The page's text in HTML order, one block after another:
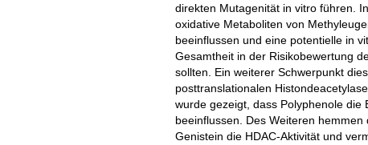
direkten Mutagenität in vitro führen.
oxidative Metaboliten von
beeinflussen und eine potentielle in
Gesamtheit in der Risikobewertung
sollten. Ein weiterer Schwerpunkt
posttranslationalen
wurde gezeigt, dass Polyphenole die
beeinflussen. Des Weiteren
Genistein die HDAC-Aktivität und